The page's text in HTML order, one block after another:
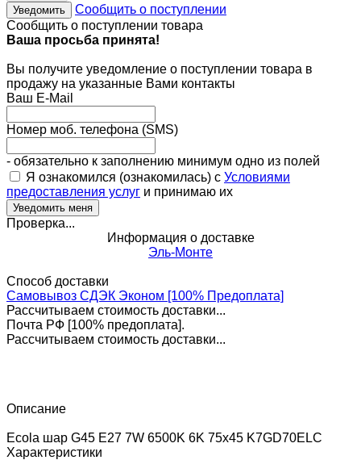
Уведомить
Сообщить о поступлении
Сообщить о поступлении товара
Ваша просьба принята!
Вы получите уведомление о поступлении товара в
продажу на указанные Вами контакты
Ваш E-Mail
Номер моб. телефона (SMS)
- обязательно к заполнению минимум одно из полей
Я ознакомился (ознакомилась) с Условиями
предоставления услуг и принимаю их
Проверка...
Информация о доставке
Эль-Монте
Способ доставки
Самовывоз СДЭК Эконом [100% Предоплата]
Рассчитываем стоимость доставки...
Почта РФ [100% предоплата].
Рассчитываем стоимость доставки...
Описание
Ecola шар G45 E27 7W 6500K 6K 75x45 K7GD70ELC
Характеристики